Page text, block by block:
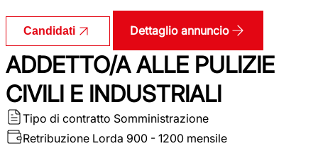
Candidati Dettaglio annuncio
ADDETTO/A ALLE PULIZIE
CIVILI E INDUSTRIALI
Tipo di contratto Somministrazione
Retribuzione Lorda 900 - 1200 mensile